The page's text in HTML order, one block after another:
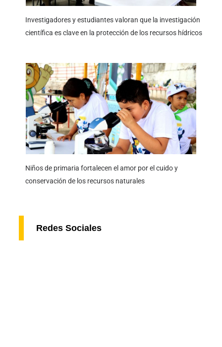
Investigadores y estudiantes valoran que la investigación
científica es clave en la protección de los recursos hídricos
Niños de primaria fortalecen el amor por el cuido y
conservación de los recursos naturales
Redes Sociales